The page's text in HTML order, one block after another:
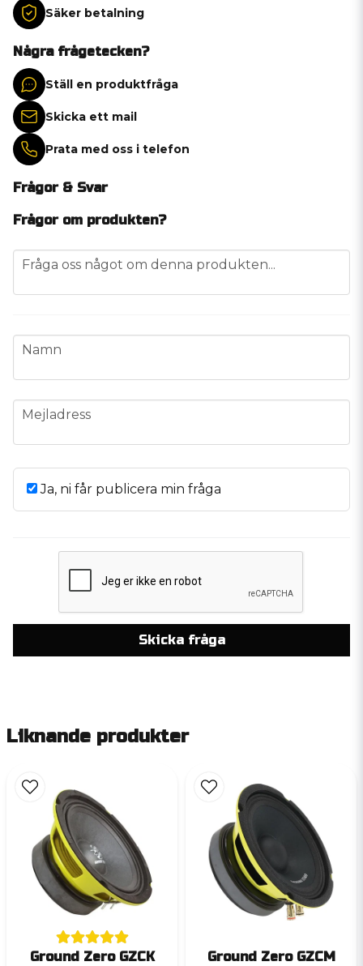
Säker betalning
Några frågetecken?
Ställ en produktfråga
Skicka ett mail
Prata med oss i telefon
Frågor & Svar
Frågor om produkten?
question
Fråga oss något om denna produkten...
name
Namn
email
Mejladress
Ja, ni får publicera min fråga
Skicka fråga
Liknande produkter
Ground Zero GZCK
Ground Zero GZCM